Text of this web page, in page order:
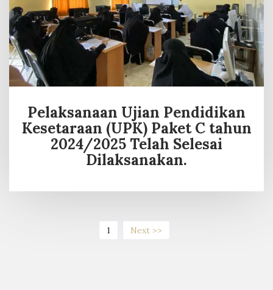
Pelaksanaan Ujian Pendidikan
Kesetaraan (UPK) Paket C tahun
2024/2025 Telah Selesai
Dilaksanakan.
1(current)Next >>